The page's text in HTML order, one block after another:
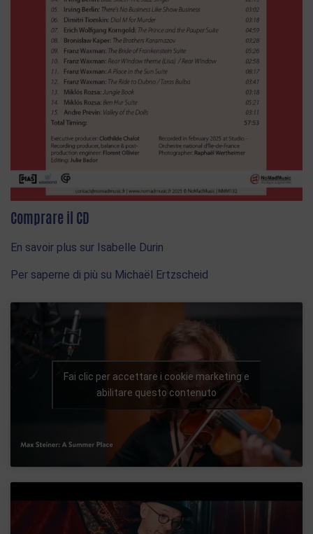
Comprare il CD
En savoir plus sur Isabelle Durin
Per saperne di più su Michaël Ertzscheid
Fai clic per accettare i cookie marketing e
abilitare questo contenuto